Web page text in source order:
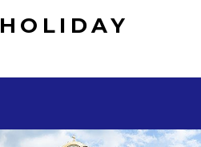
HOLIDAY